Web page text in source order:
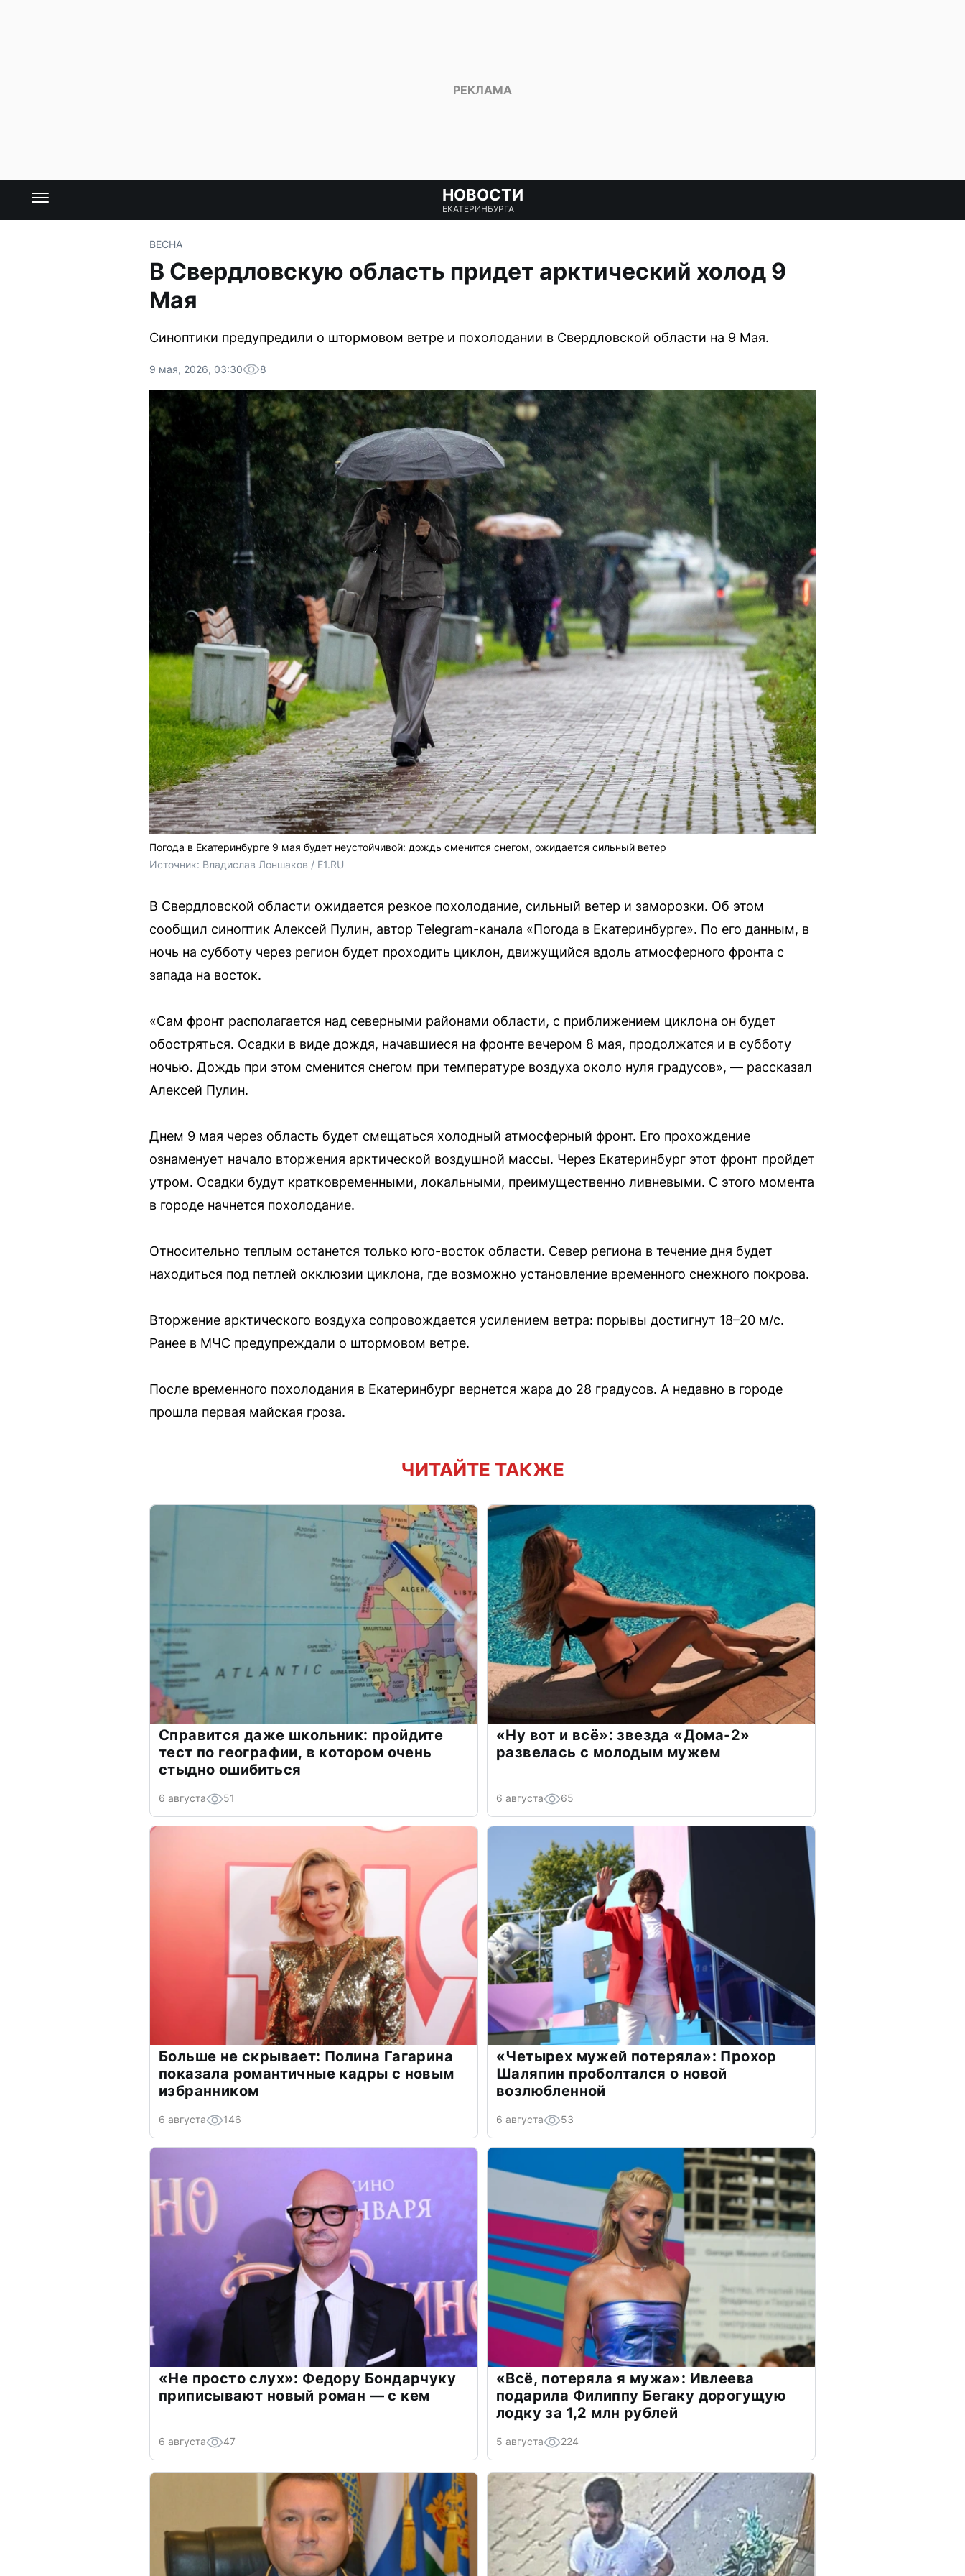
НОВОСТИ
ЕКАТЕРИНБУРГА
ВЕСНА
В Свердловскую область придет арктический холод 9
Мая
Синоптики предупредили о штормовом ветре и похолодании в Свердловской области на 9 Мая.
9 мая, 2026, 03:30 8
Погода в Екатеринбурге 9 мая будет неустойчивой: дождь сменится снегом, ожидается сильный ветер
Источник: Владислав Лоншаков / E1.RU
В Свердловской области ожидается резкое похолодание, сильный ветер и заморозки. Об этом
сообщил синоптик Алексей Пулин, автор Telegram-канала «Погода в Екатеринбурге». По его данным, в
ночь на субботу через регион будет проходить циклон, движущийся вдоль атмосферного фронта с
запада на восток.
«Сам фронт располагается над северными районами области, с приближением циклона он будет
обостряться. Осадки в виде дождя, начавшиеся на фронте вечером 8 мая, продолжатся и в субботу
ночью. Дождь при этом сменится снегом при температуре воздуха около нуля градусов», — рассказал
Алексей Пулин.
Днем 9 мая через область будет смещаться холодный атмосферный фронт. Его прохождение
ознаменует начало вторжения арктической воздушной массы. Через Екатеринбург этот фронт пройдет
утром. Осадки будут кратковременными, локальными, преимущественно ливневыми. С этого момента
в городе начнется похолодание.
Относительно теплым останется только юго-восток области. Север региона в течение дня будет
находиться под петлей окклюзии циклона, где возможно установление временного снежного покрова.
Вторжение арктического воздуха сопровождается усилением ветра: порывы достигнут 18–20 м/с.
Ранее в МЧС предупреждали о штормовом ветре.
После временного похолодания в Екатеринбург вернется жара до 28 градусов. А недавно в городе
прошла первая майская гроза.
ЧИТАЙТЕ ТАКЖЕ
Справится даже школьник: пройдите
тест по географии, в котором очень
стыдно ошибиться
6 августа 51
«Ну вот и всё»: звезда «Дома-2»
развелась с молодым мужем
6 августа 65
Больше не скрывает: Полина Гагарина
показала романтичные кадры с новым
избранником
6 августа 146
«Четырех мужей потеряла»: Прохор
Шаляпин проболтался о новой
возлюбленной
6 августа 53
«Не просто слух»: Федору Бондарчуку
приписывают новый роман — с кем
6 августа 47
«Всё, потеряла я мужа»: Ивлеева
подарила Филиппу Бегаку дорогущую
лодку за 1,2 млн рублей
5 августа 224